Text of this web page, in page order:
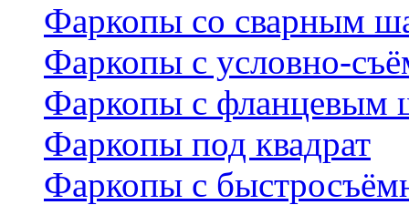
Фаркопы со сварным
Фаркопы с условно-
Фаркопы с фланцевым
Фаркопы под квадрат
Фаркопы с